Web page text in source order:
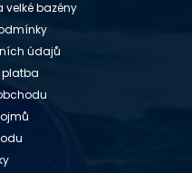
velké bazény
údajů
platba